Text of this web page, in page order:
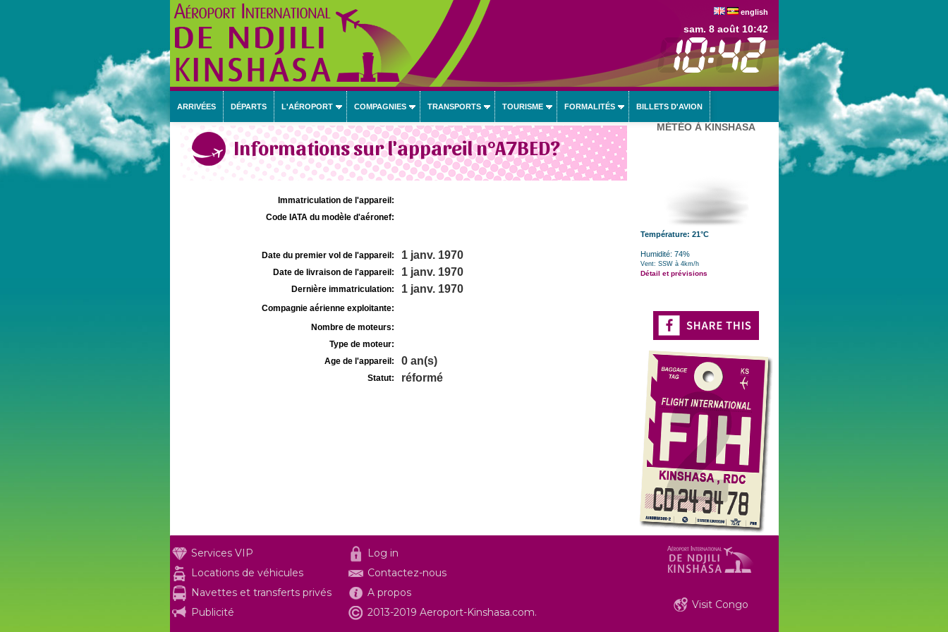
english
sam. 8 août 10:42
ARRIVÉES DÉPARTS L'AÉROPORT COMPAGNIES TRANSPORTS TOURISME FORMALITÉS BILLETS D'AVION
Informations sur l'appareil n°A7BED?
Immatriculation de l'appareil:
Code IATA du modèle d'aéronef:
Date du premier vol de l'appareil: 1 janv. 1970
Date de livraison de l'appareil: 1 janv. 1970
Dernière immatriculation: 1 janv. 1970
Compagnie aérienne exploitante:
Nombre de moteurs:
Type de moteur:
Age de l'appareil:
0 an(s)
Statut: réformé
MÉTÉO À KINSHASA
Température: 21°C
Humidité: 74%
Vent: SSW à 4km/h
Détail et prévisions
Services VIP
Locations de véhicules
Navettes et transferts privés
Publicité
Log in
Contactez-nous
A propos
2013-2019 Aeroport-Kinshasa.com.
Visit Congo